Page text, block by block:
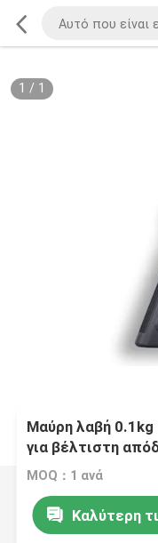
1 / 1
Μαύρη λαβή
για βέλτιστη
MOQ：1 ανά
Καλύτερη